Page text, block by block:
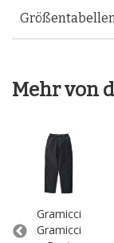
Mehr von
Gramicci
Gramicci